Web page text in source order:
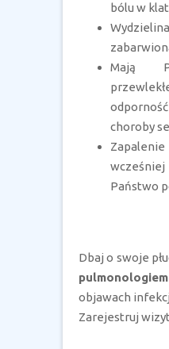
bólu w
Mają
choroby
Zapalenie
Państwo
Dbaj o swoje
pulmonologiem
objawach
Zarejestruj